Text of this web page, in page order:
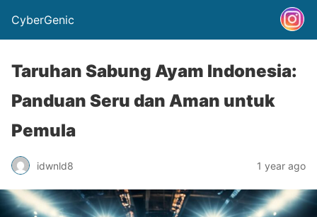
CyberGenic
Taruhan Sabung Ayam Indonesia:
Panduan Seru dan Aman untuk
Pemula
idwnld8 1 year ago